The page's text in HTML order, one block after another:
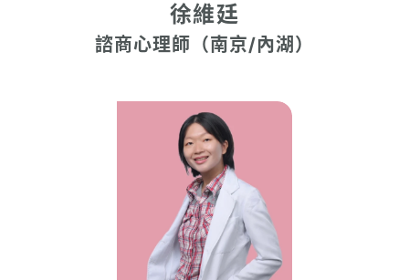
徐維廷
諮商心理師（南京/內湖）